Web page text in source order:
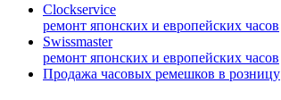
Clockservice
ремонт японских и европейских часов
Swissmaster
ремонт японских и европейских часов
Продажа часовых ремешков в розницу